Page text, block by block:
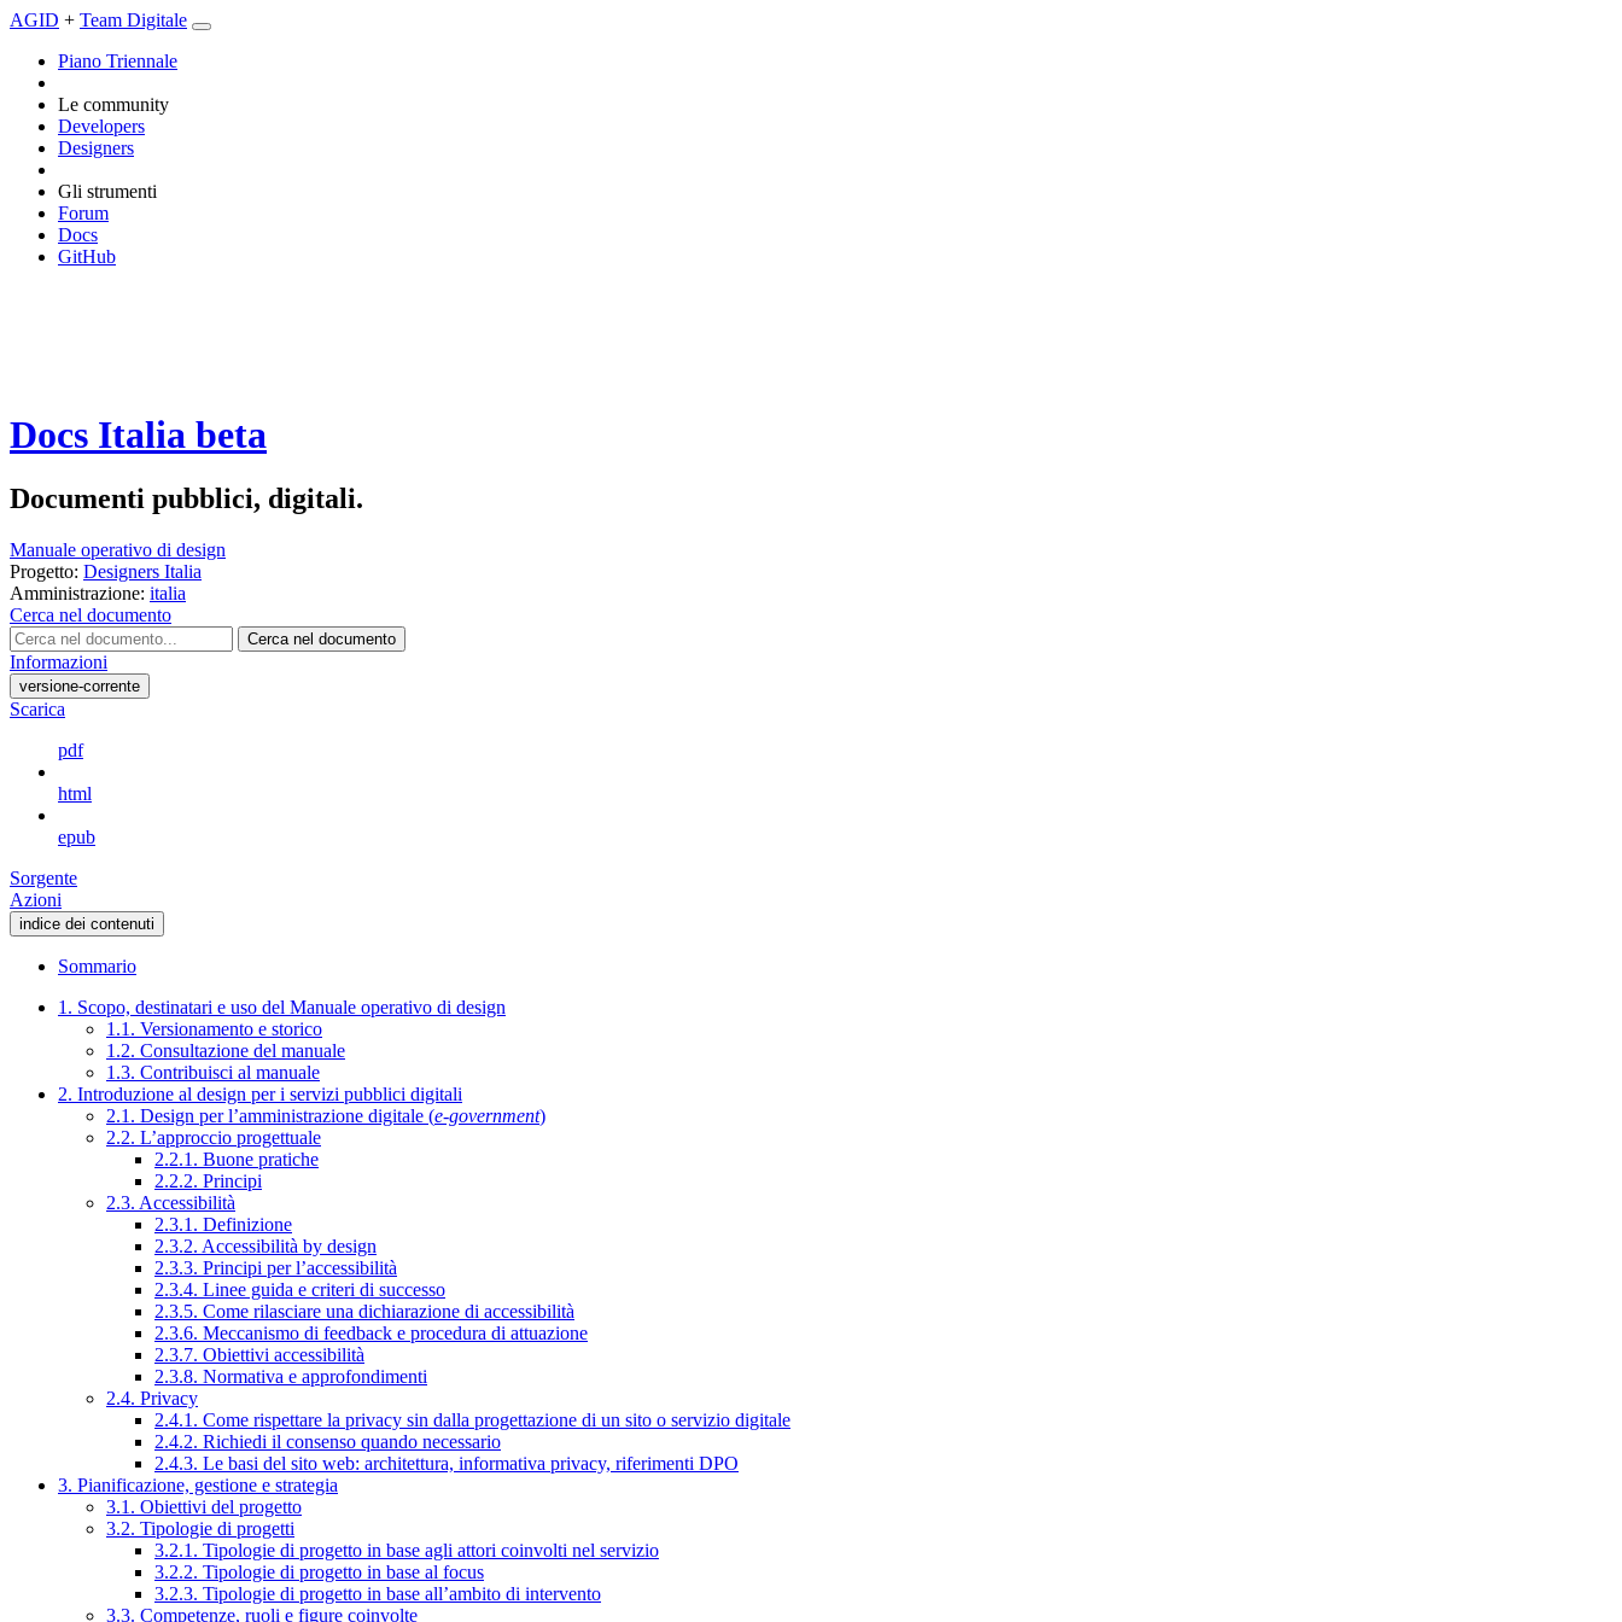
AGID + Team Digitale
Piano Triennale
Le community
Developers
Designers
Gli strumenti
Forum
Docs
GitHub
Docs Italia beta
Documenti pubblici, digitali.
Manuale operativo di design
Progetto: Designers Italia
Amministrazione: italia
Cerca nel documento
Cerca nel documento
Informazioni
versione-corrente
Scarica
pdf
html
epub
Sorgente
Azioni
indice dei contenuti
Sommario
1. Scopo, destinatari e uso del Manuale operativo di design
1.1. Versionamento e storico
1.2. Consultazione del manuale
1.3. Contribuisci al manuale
2. Introduzione al design per i servizi pubblici digitali
2.1. Design per l’amministrazione digitale (e-government)
2.2. L’approccio progettuale
2.2.1. Buone pratiche
2.2.2. Principi
2.3. Accessibilità
2.3.1. Definizione
2.3.2. Accessibilità by design
2.3.3. Principi per l’accessibilità
2.3.4. Linee guida e criteri di successo
2.3.5. Come rilasciare una dichiarazione di accessibilità
2.3.6. Meccanismo di feedback e procedura di attuazione
2.3.7. Obiettivi accessibilità
2.3.8. Normativa e approfondimenti
2.4. Privacy
2.4.1. Come rispettare la privacy sin dalla progettazione di un sito o servizio digitale
2.4.2. Richiedi il consenso quando necessario
2.4.3. Le basi del sito web: architettura, informativa privacy, riferimenti DPO
3. Pianificazione, gestione e strategia
3.1. Obiettivi del progetto
3.2. Tipologie di progetti
3.2.1. Tipologie di progetto in base agli attori coinvolti nel servizio
3.2.2. Tipologie di progetto in base al focus
3.2.3. Tipologie di progetto in base all’ambito di intervento
3.3. Competenze, ruoli e figure coinvolte